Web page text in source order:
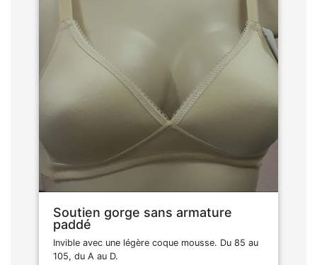
Soutien gorge sans armature
paddé
Invible avec une légère coque mousse. Du 85 au
105, du A au D.